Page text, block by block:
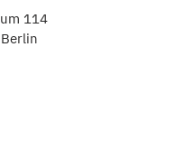
114